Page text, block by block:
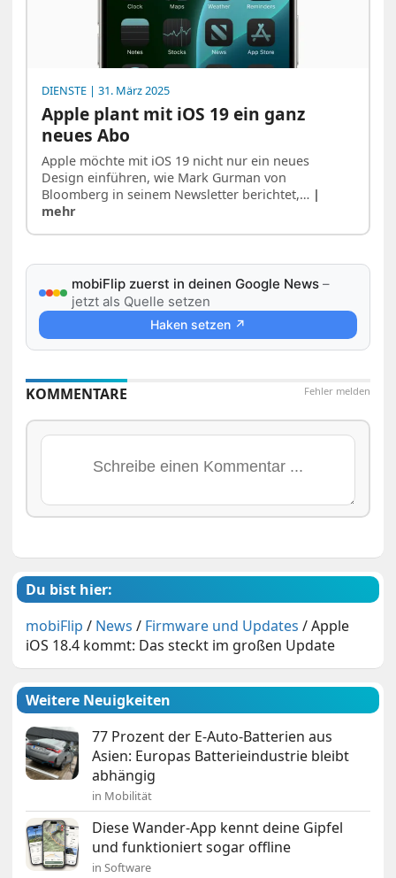
DIENSTE | 31. März 2025
Apple plant mit iOS 19 ein ganz
neues Abo
Apple möchte mit iOS 19 nicht nur ein neues
Design einführen, wie Mark Gurman von
Bloomberg in seinem Newsletter berichtet,… |
mehr
mobiFlip zuerst in deinen Google News –
jetzt als Quelle setzen
Haken setzen ↗
Fehler melden
KOMMENTARE
Du bist hier:
mobiFlip / News / Firmware und Updates /Apple
iOS 18.4 kommt: Das steckt im großen Update
Weitere Neuigkeiten
77 Prozent der E-Auto-Batterien aus
Asien: Europas Batterieindustrie bleibt
abhängig
in Mobilität
Diese Wander-App kennt deine Gipfel
und funktioniert sogar offline
in Software